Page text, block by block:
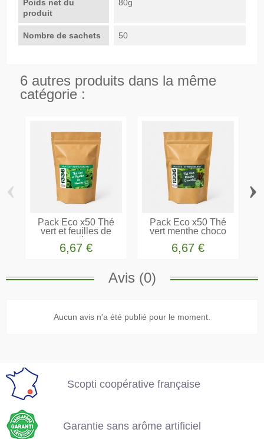
Poids net du
produit
80g
Nombre de sachets 50
6 autres produits dans la même
catégorie :
Pack Eco x50 Thé
vert et feuilles de
menthe
6,67 €
Pack Eco x50 Thé
vert menthe choco
6,67 €
‹ ›
Avis (0)
Aucun avis n'a été publié pour le moment.
Scopti coopérative
Scopti coopérative française
Garantie sans arôme
artificiel
Garantie sans arôme artificiel
La livraison est offerte
dès 49 €